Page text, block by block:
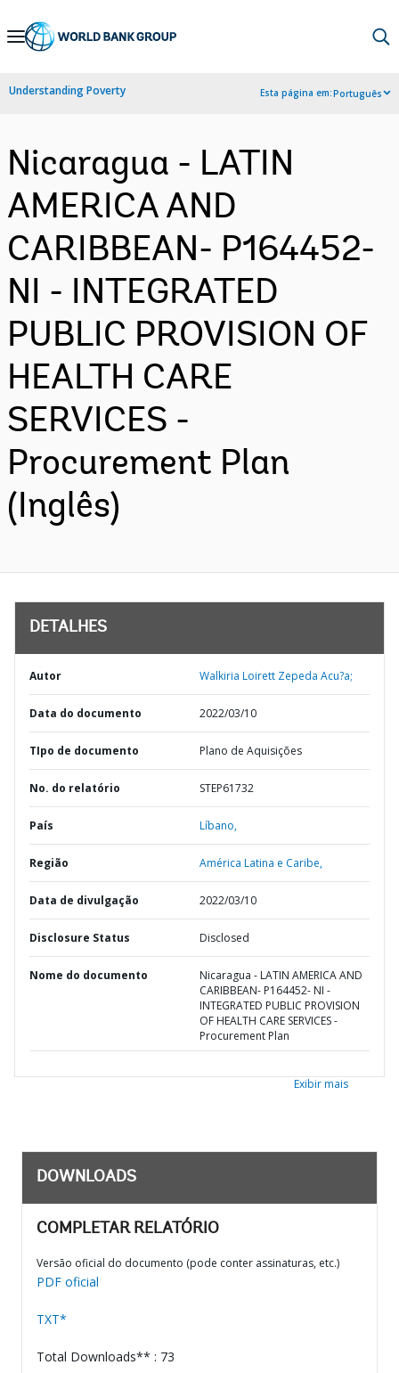
Skip
Navigation
Understanding Poverty Esta página em:Português
Nicaragua - LATIN
AMERICA AND
CARIBBEAN- P164452-
NI - INTEGRATED
PUBLIC PROVISION OF
HEALTH CARE
SERVICES -
Procurement Plan
(Inglês)
DETALHES
Autor Walkiria Loirett Zepeda Acu?a;
Data do documento 2022/03/10
TIpo de documento Plano de Aquisições
No. do relatório STEP61732
País Líbano,
Região América Latina e Caribe,
Data de divulgação 2022/03/10
Disclosure Status Disclosed
Nome do documento
Nicaragua - LATIN AMERICA AND
CARIBBEAN- P164452- NI -
INTEGRATED PUBLIC PROVISION
OF HEALTH CARE SERVICES -
Procurement Plan
Exibir mais
DOWNLOADS
COMPLETAR RELATÓRIO
Versão oficial do documento (pode conter assinaturas, etc.)
PDF oficial
TXT*
Total Downloads** : 73